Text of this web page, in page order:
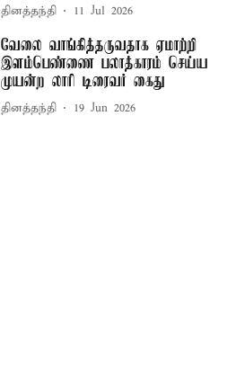
தினத்தந்தி 11 Jul 2026
வேலை வாங்கித்தருவதாக ஏமாற்றி
இளம்பெண்ணை பலாத்காரம் செய்ய
முயன்ற லாரி டிரைவர் கைது
தினத்தந்தி 19 Jun 2026